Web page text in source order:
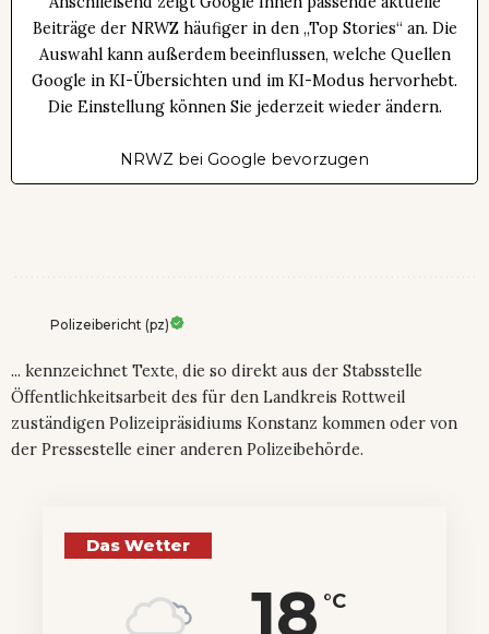
Beiträge der NRWZ häufiger in den „Top Stories“ an. Die
Auswahl kann außerdem beeinflussen, welche Quellen
Google in KI-Übersichten und im KI-Modus hervorhebt.
Die Einstellung können Sie jederzeit wieder ändern.
NRWZ bei Google bevorzugen
Polizeibericht (pz)
... kennzeichnet Texte, die so direkt aus der Stabsstelle
Öffentlichkeitsarbeit des für den Landkreis Rottweil
zuständigen Polizeipräsidiums Konstanz kommen oder von
der Pressestelle einer anderen Polizeibehörde.
Das Wetter
18 °C